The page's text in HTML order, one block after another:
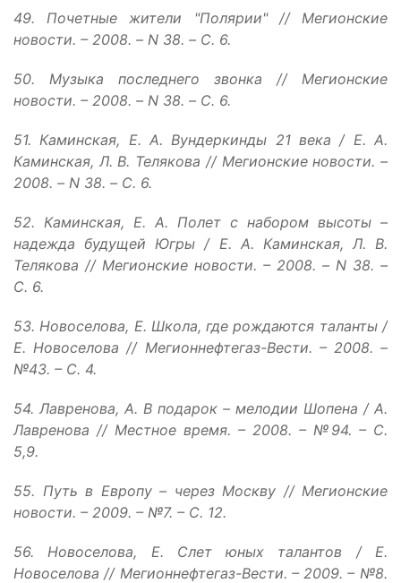
49. Почетные жители "Полярии" // Мегионские
новости. – 2008. – N 38. – С. 6.
50. Музыка последнего звонка // Мегионские
новости. – 2008. – N 38. – С. 6.
51. Каминская, Е. А. Вундеркинды 21 века / Е. А.
Каминская, Л. В. Телякова // Мегионские новости. –
2008. – N 38. – С. 6.
52. Каминская, Е. А. Полет с набором высоты –
надежда будущей Югры / Е. А. Каминская, Л. В.
Телякова // Мегионские новости. – 2008. – N 38. –
С. 6.
53. Новоселова, Е. Школа, где рождаются таланты /
Е. Новоселова // Мегионнефтегаз-Вести. – 2008. –
№43. – С. 4.
54. Лавренова, А. В подарок – мелодии Шопена / А.
Лавренова // Местное вpемя. – 2008. – №94. – С.
5,9.
55. Путь в Европу – через Москву // Мегионские
новости. – 2009. – №7. – С. 12.
56. Новоселова, Е. Слет юных талантов / Е.
Новоселова // Мегионнефтегаз-Вести. – 2009. – №8.